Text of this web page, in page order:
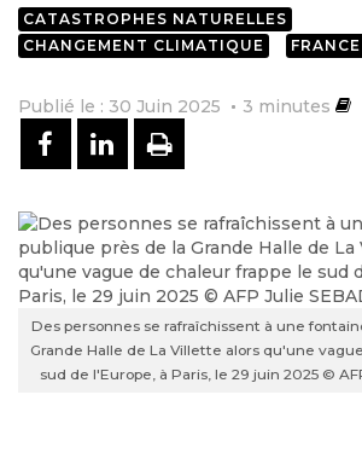
CATASTROPHES NATURELLES
CHANGEMENT CLIMATIQUE
FRANCE
Publié le : 30 Juin 2025 3 minutes
PARTAGER SUR
PARTAGER SUR
IMPRIMER
Des personnes se rafraîchissent à une
Grande Halle de La Villette alors qu'une
sud de l'Europe, à Paris, le 29 juin 2025 ©